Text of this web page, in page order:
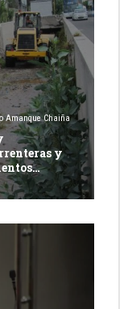
Amanque Chaiña
y
de